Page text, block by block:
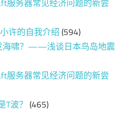
服务器常见经济问题的新尝
许的自我介绍(594)
海啸？——浅谈日本鸟岛地震
服务器常见经济问题的新尝
波？ (465)